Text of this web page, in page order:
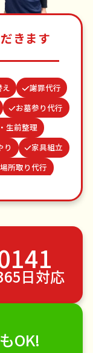
きます
え
謝罪代行
お墓参り代行
生前整理
り
家具組立
場所取り代行
院付き添い
刈り・草むしり
ペットのお世話
日曜大工
し
電球交換
ナメクジ駆除
日対応
OK!